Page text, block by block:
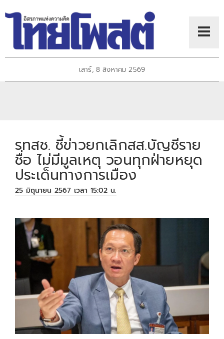
เสาร์, 8 สิงหาคม 2569
รทสช. ชี้ข่าวยกเลิกสส.บัญชีราย
ชื่อ ไม่มีมูลเหตุ วอนทุกฝ่ายหยุด
ประเด็นทางการเมือง
25 มิถุนายน 2567 เวลา 15:02 น.